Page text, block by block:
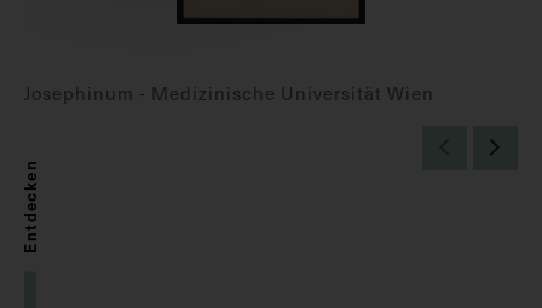
Josephinum - Medizinische Universität Wien
Entdecken